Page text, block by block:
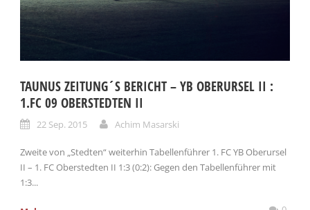
TAUNUS ZEITUNG´S BERICHT – YB OBERURSEL II :
1.FC 09 OBERSTEDTEN II
22 Sep. 2015 Achim Masarski
Zweite von „Stedten“ weiterhin Tabellenführer 1. FC YB Oberursel
II – 1. FC Oberstedten II 1:3 (0:2): Gegen den Tabellenführer mit
1:3...